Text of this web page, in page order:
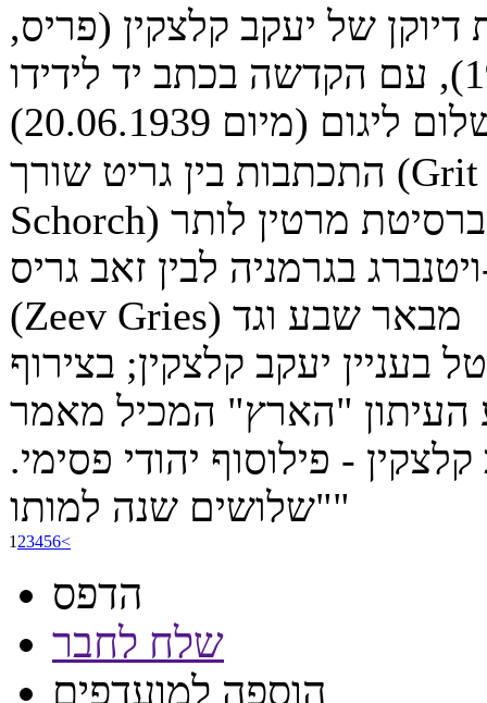
דיוקן של יעקב קלצקין (פריס,
1938), עם הקדשה בכתב יד לידידו
ליגום (מיום 20.06.1939)
התכתבות בין גריט שורך (Grit
Schorch) מאוניברסיטת מרטין לותר
בגרמניה לבין זאב גריס
(Zeev Gries) מבאר שבע וגד
בעניין יעקב קלצקין; בצירוף
העיתון "הארץ" המכיל מאמר
- פילוסוף יהודי פסימי.
שלושים שנה למותו""
1 23456<
הדפס
שלח לחבר
הוספה למועדפים